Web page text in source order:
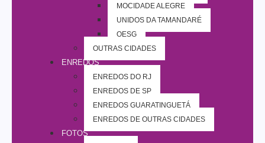
MOCIDADE ALEGRE
UNIDOS DA TAMANDARÉ
OESG
OUTRAS CIDADES
ENREDOS
ENREDOS DO RJ
ENREDOS DE SP
ENREDOS GUARATINGUETÁ
ENREDOS DE OUTRAS CIDADES
FOTOS